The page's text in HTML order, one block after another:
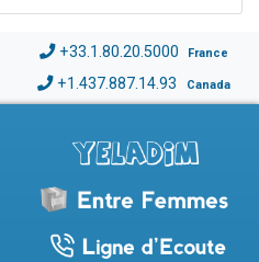
+33.1.80.20.5000 France
+1.437.887.14.93 Canada